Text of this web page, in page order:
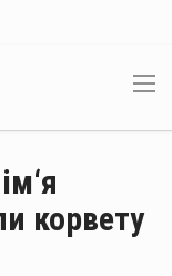
корвету